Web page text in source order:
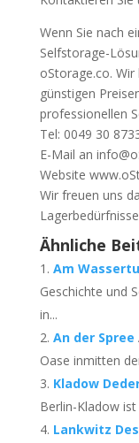
Wenn Sie nach
Selfstorage-
oStorage.co.
günstigen
professionellen
Tel: 0049 30
E-Mail an
Website
Wir freuen uns
Ähnliche
Am
Geschichte und
in...
An der Spree
Oase inmitten
Kladow
Berlin-Kladow
Lankwitz